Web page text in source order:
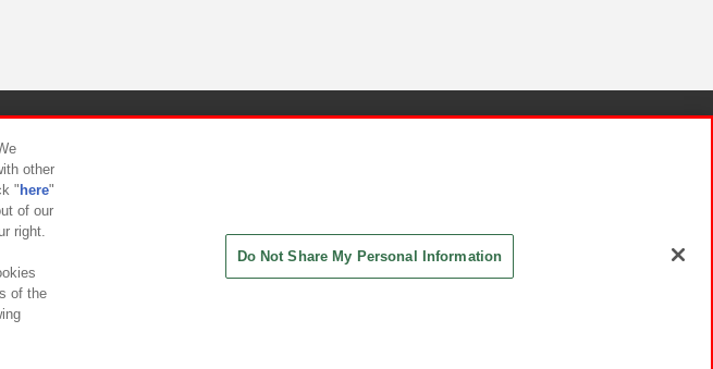
応方針
other
" here"
of our
right.
of the
Do Not Share My Personal Information